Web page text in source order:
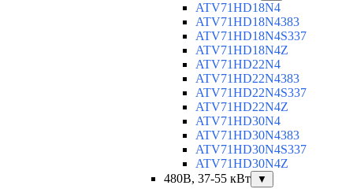
ATV71HD18N4
ATV71HD18N4383
ATV71HD18N4S337
ATV71HD18N4Z
ATV71HD22N4
ATV71HD22N4383
ATV71HD22N4S337
ATV71HD22N4Z
ATV71HD30N4
ATV71HD30N4383
ATV71HD30N4S337
ATV71HD30N4Z
480В, 37-55 кВт
▼